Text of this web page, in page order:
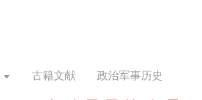
古籍文献 政治军事历史